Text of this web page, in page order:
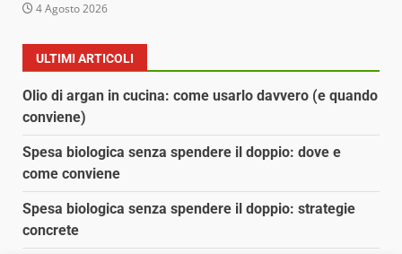
4 Agosto 2026
ULTIMI ARTICOLI
Olio di argan in cucina: come usarlo davvero (e quando
conviene)
Spesa biologica senza spendere il doppio: dove e
come conviene
Spesa biologica senza spendere il doppio: strategie
concrete